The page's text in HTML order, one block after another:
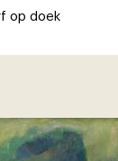
op doek